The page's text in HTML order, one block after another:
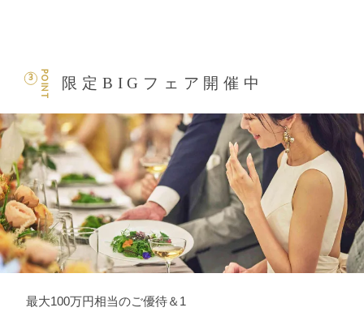
POINT
3 限定BIGフェア開催中
最大100万円相当のご優待＆1